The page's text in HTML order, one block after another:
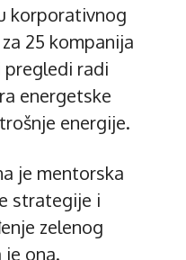
korporativnog
25 kompanija
radi
energetske
energije.
je mentorska
strategije i
zelenog
ona.